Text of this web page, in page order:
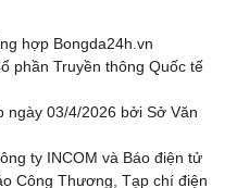
hợp Bongda24h.vn
phần Truyền thông Quốc tế
ngày 03/4/2026 bởi Sở Văn
ty INCOM và Báo điện tử
Công Thương, Tạp chí điện